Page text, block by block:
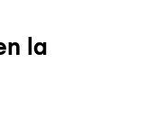
la